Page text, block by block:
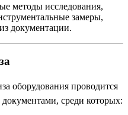
методы исследования,
замеры,
документации.
оборудования проводится
среди которых: